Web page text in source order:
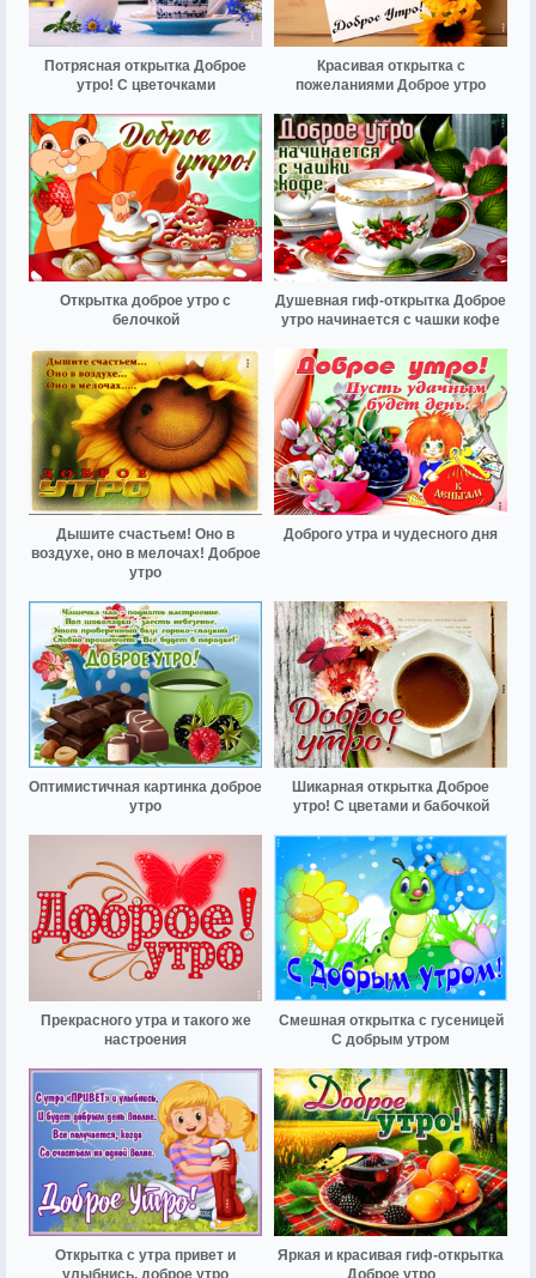
Потрясная открытка Доброе
утро! С цветочками
Красивая открытка с
пожеланиями Доброе утро
Открытка доброе утро с
белочкой
Душевная гиф-открытка Доброе
утро начинается с чашки кофе
Дышите счастьем! Оно в
воздухе, оно в мелочах! Доброе
утро
Доброго утра и чудесного дня
Оптимистичная картинка доброе
утро
Шикарная открытка Доброе
утро! С цветами и бабочкой
Прекрасного утра и такого же
настроения
Смешная открытка с гусеницей
С добрым утром
Открытка с утра привет и
улыбнись, доброе утро
Яркая и красивая гиф-открытка
Доброе утро